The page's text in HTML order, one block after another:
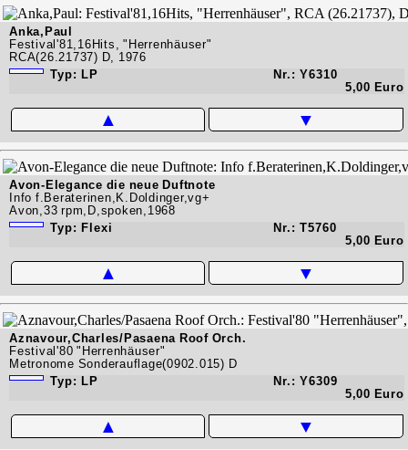
Anka,Paul
Festival'81,16Hits, "Herrenhäuser"
RCA(26.21737) D, 1976
Typ: LP
Nr.: Y6310
5,00 Euro
▲ ▼
Avon-Elegance die neue Duftnote
Info f.Beraterinen,K.Doldinger,vg+
Avon,33 rpm,D,spoken,1968
Typ: Flexi
Nr.: T5760
5,00 Euro
▲ ▼
Aznavour,Charles/Pasaena Roof Orch.
Festival'80 "Herrenhäuser"
Metronome Sonderauflage(0902.015) D
Typ: LP
Nr.: Y6309
5,00 Euro
▲ ▼